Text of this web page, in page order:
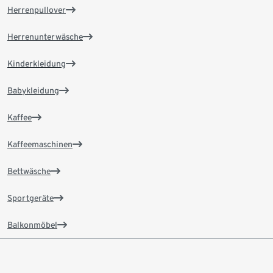
Herrenpullover
Herrenunterwäsche
Kinderkleidung
Babykleidung
Kaffee
Kaffeemaschinen
Bettwäsche
Sportgeräte
Balkonmöbel